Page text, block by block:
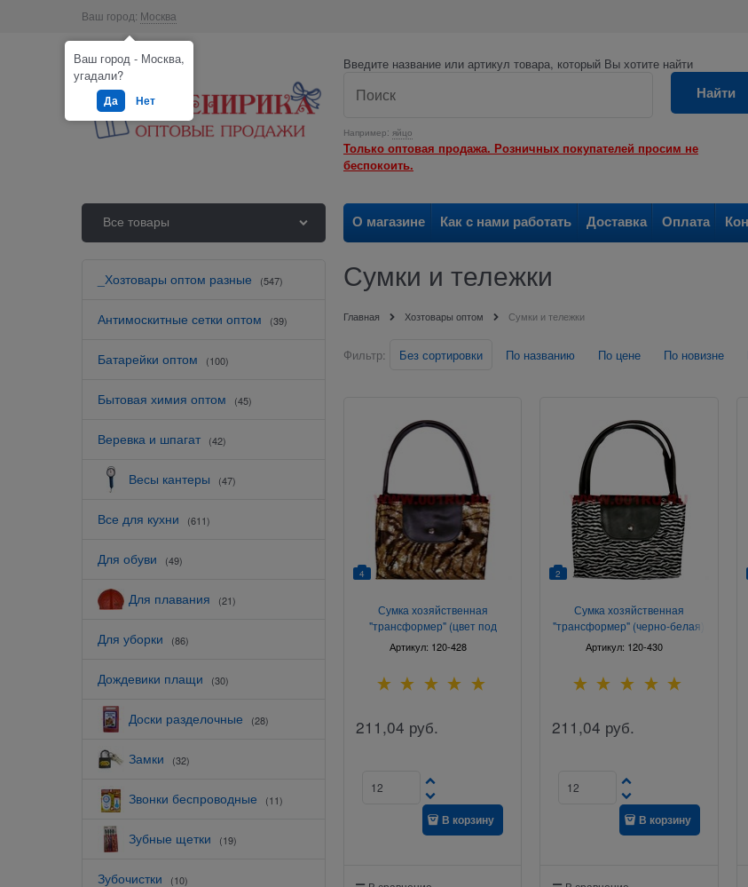
Ваш город: Москва
Введите название или артикул товара, который Вы хотите найти
Например: яйцо
Найти
Только оптовая продажа. Розничных покупателей просим не
беспокоить.
Все товары О магазине Как с нами работать Доставка Оплата
_Хозтовары оптом разные (547)
Антимоскитные сетки оптом (39)
Батарейки оптом (100)
Бытовая химия оптом (45)
Веревка и шпагат (42)
Весы кантеры (47)
Все для кухни (611)
Для обуви (49)
Для плавания (21)
Для уборки (86)
Дождевики плащи (30)
Доски разделочные (28)
Замки (32)
Звонки беспроводные (11)
Зубные щетки (19)
Зубочистки (10)
Сумки и тележки
Главная Хозтовары оптом Сумки и тележки
Фильтр: Без сортировки По названию По цене По новизне
4
Сумка хозяйственная
"трансформер" (цвет под
тигра)
Артикул: 120-428
211,04 руб.
В корзину
2
Сумка хозяйственная
"трансформер" (черно-белая)
Артикул: 120-430
211,04 руб.
В корзину
Ваш город - Москва,
угадали?
Да Нет